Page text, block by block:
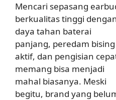
Mencari sepasang
berkualitas tinggi
daya tahan baterai
panjang, peredam bising
aktif, dan pengisian
memang bisa menjadi
mahal biasanya. Meski
begitu, brand yang